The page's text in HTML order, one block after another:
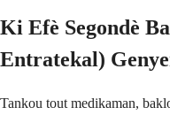
Ki Efè Segondè
Entratekal)
Tankou tout medikaman,